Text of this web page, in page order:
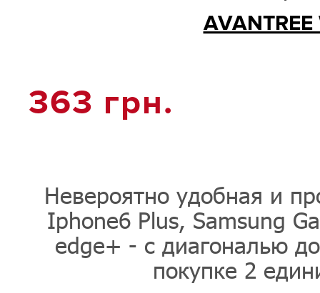
363 грн.
Невероятно удобная и
Iphone6 Plus, Samsung
edge+ - с диагональю
покупке 2